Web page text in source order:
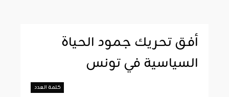
أفق تحريك جمود الحياة
السياسية في تونس
كلمة العدد